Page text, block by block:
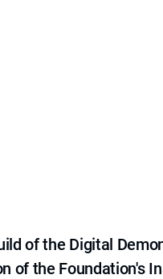
of the Digital
of the Foundation's